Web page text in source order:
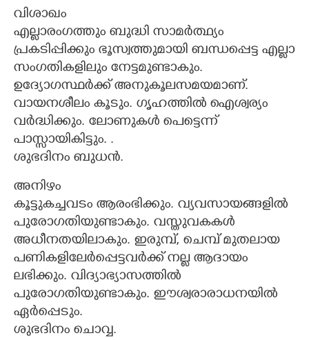
വിശാഖം
എല്ലാരംഗത്തും ബുദ്ധി സാമർത്ഥ്യം
പ്രകടിപ്പിക്കും ഭൂസ്വത്തുമായി ബന്ധപ്പെട്ട എല്ലാ
സംഗതികളിലും നേട്ടമുണ്ടാകും.
ഉദ്യോഗസ്ഥർക്ക് അനുകൂലസമയമാണ്.
വായനശീലം കൂടും. ഗൃഹത്തിൽ ഐശ്വര്യം
വർദ്ധിക്കും. ലോണുകൾ പെട്ടെന്ന്
പാസ്സായികിട്ടും. .
ശുഭദിനം ബുധൻ.
അനിഴം
കൂട്ടുകച്ചവടം ആരംഭിക്കും. വ്യവസായങ്ങളിൽ
പുരോഗതിയുണ്ടാകും. വസ്തുവകകൾ
അധീനതയിലാകും. ഇരുമ്പ്, ചെമ്പ് മുതലായ
പണികളിലേർപ്പെട്ടവർക്ക് നല്ല ആദായം
ലഭിക്കും. വിദ്യാഭ്യാസത്തിൽ
പുരോഗതിയുണ്ടാകും. ഈശ്വരാരാധനയിൽ
ഏർപ്പെടും.
ശുഭദിനം ചൊവ്വ.